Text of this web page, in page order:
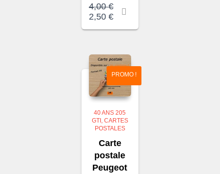
4,00€Le
prix
2,50 €Le
2,50 €.
PROMO !
40 ANS 205
GTI
CARTES
POSTALES
Carte
postale
Peugeot